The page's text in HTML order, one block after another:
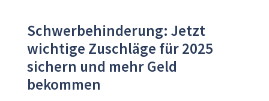
Schwerbehinderung: Jetzt
wichtige Zuschläge für 2025
sichern und mehr Geld
bekommen